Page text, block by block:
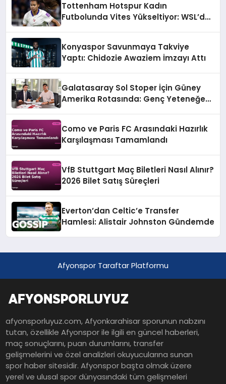
Tottenham Hotspur Kadın
Futbolunda Vites Yükseltiyor: WSL’de
Konyaspor Savunmaya Takviye
Yaptı: Chidozie Awaziem İmzayı Attı
Galatasaray Sol Stoper İçin Güney
Amerika Rotasında: Genç Yeteneğe
Como ve Paris FC Arasındaki Hazırlık
Karşılaşması Tamamlandı
VfB Stuttgart Maç Biletleri Nasıl Alınır?
2026 Bilet Satış Süreçleri
Everton’dan Celtic’e Transfer
Hamlesi: Alistair Johnston Gündemde
Afyonspor Taraftar Platformu
afyonsporluyuz.com, Afyonkarahisar sporunun nabzını
tutan, özellikle Afyonspor ile ilgili en güncel haberleri,
maç sonuçlarını, puan durumlarını, transfer
gelişmelerini ve özel analizleri okuyucularına sunan
spor haber sitesidir. Afyonspor başta olmak üzere
yerel ve ulusal spor dünyasındaki tüm gelişmeleri